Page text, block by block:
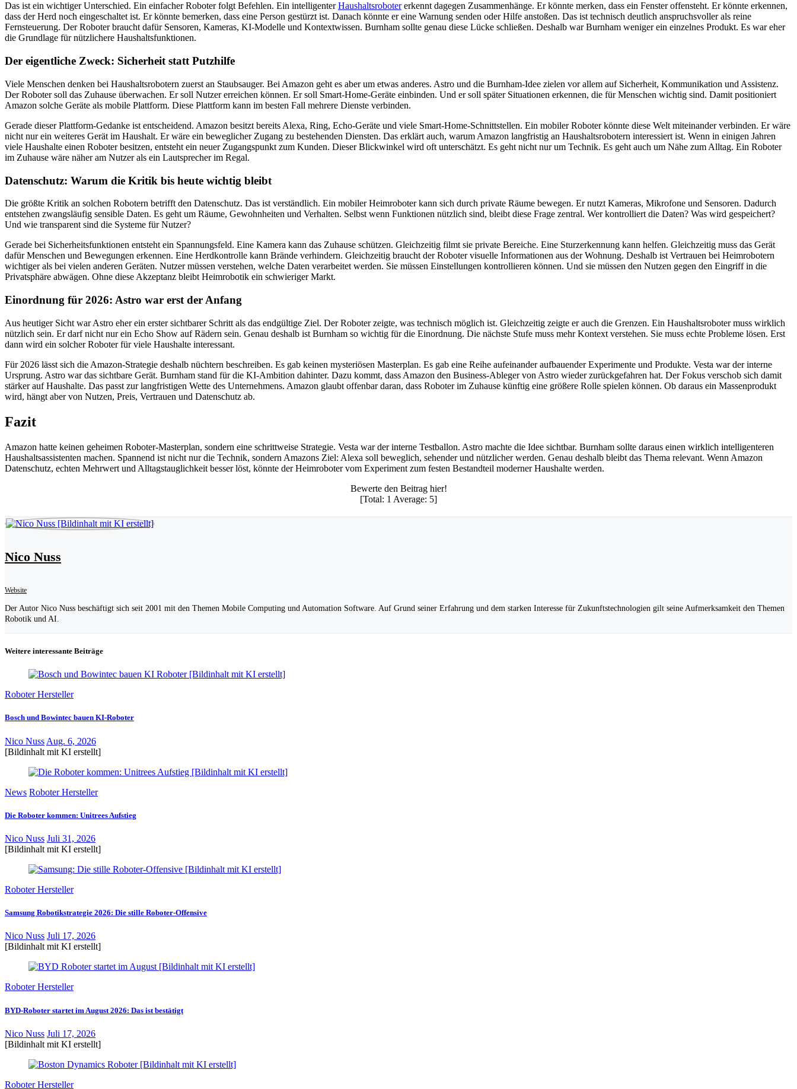
Das ist ein wichtiger Unterschied. Ein einfacher Roboter folgt Befehlen. Ein intelligenterHaushaltsrobotererkennt dagegen Zusammenhänge. Er könnte merken, dass ein Fenster offensteht. Er könnte erkennen,
dass der Herd noch eingeschaltet ist. Er könnte bemerken, dass eine Person gestürzt ist. Danach könnte er eine Warnung senden oder Hilfe anstoßen. Das ist technisch deutlich anspruchsvoller als reine
Fernsteuerung. Der Roboter braucht dafür Sensoren, Kameras, KI-Modelle und Kontextwissen. Burnham sollte genau diese Lücke schließen. Deshalb war Burnham weniger ein einzelnes Produkt. Es war eher
die Grundlage für nützlichere Haushaltsfunktionen.
Der eigentliche Zweck: Sicherheit statt Putzhilfe
Viele Menschen denken bei Haushaltsrobotern zuerst an Staubsauger. Bei Amazon geht es aber um etwas anderes. Astro und die Burnham-Idee zielen vor allem auf Sicherheit, Kommunikation und Assistenz.
Der Roboter soll das Zuhause überwachen. Er soll Nutzer erreichen können. Er soll Smart-Home-Geräte einbinden. Und er soll später Situationen erkennen, die für Menschen wichtig sind. Damit positioniert
Amazon solche Geräte als mobile Plattform. Diese Plattform kann im besten Fall mehrere Dienste verbinden.
Gerade dieser Plattform-Gedanke ist entscheidend. Amazon besitzt bereits Alexa, Ring, Echo-Geräte und viele Smart-Home-Schnittstellen. Ein mobiler Roboter könnte diese Welt miteinander verbinden. Er wäre
nicht nur ein weiteres Gerät im Haushalt. Er wäre ein beweglicher Zugang zu bestehenden Diensten. Das erklärt auch, warum Amazon langfristig an Haushaltsrobotern interessiert ist. Wenn in einigen Jahren
viele Haushalte einen Roboter besitzen, entsteht ein neuer Zugangspunkt zum Kunden. Dieser Blickwinkel wird oft unterschätzt. Es geht nicht nur um Technik. Es geht auch um Nähe zum Alltag. Ein Roboter
im Zuhause wäre näher am Nutzer als ein Lautsprecher im Regal.
Datenschutz: Warum die Kritik bis heute wichtig bleibt
Die größte Kritik an solchen Robotern betrifft den Datenschutz. Das ist verständlich. Ein mobiler Heimroboter kann sich durch private Räume bewegen. Er nutzt Kameras, Mikrofone und Sensoren. Dadurch
entstehen zwangsläufig sensible Daten. Es geht um Räume, Gewohnheiten und Verhalten. Selbst wenn Funktionen nützlich sind, bleibt diese Frage zentral. Wer kontrolliert die Daten? Was wird gespeichert?
Und wie transparent sind die Systeme für Nutzer?
Gerade bei Sicherheitsfunktionen entsteht ein Spannungsfeld. Eine Kamera kann das Zuhause schützen. Gleichzeitig filmt sie private Bereiche. Eine Sturzerkennung kann helfen. Gleichzeitig muss das Gerät
dafür Menschen und Bewegungen erkennen. Eine Herdkontrolle kann Brände verhindern. Gleichzeitig braucht der Roboter visuelle Informationen aus der Wohnung. Deshalb ist Vertrauen bei Heimrobotern
wichtiger als bei vielen anderen Geräten. Nutzer müssen verstehen, welche Daten verarbeitet werden. Sie müssen Einstellungen kontrollieren können. Und sie müssen den Nutzen gegen den Eingriff in die
Privatsphäre abwägen. Ohne diese Akzeptanz bleibt Heimrobotik ein schwieriger Markt.
Einordnung für 2026: Astro war erst der Anfang
Aus heutiger Sicht war Astro eher ein erster sichtbarer Schritt als das endgültige Ziel. Der Roboter zeigte, was technisch möglich ist. Gleichzeitig zeigte er auch die Grenzen. Ein Haushaltsroboter muss wirklich
nützlich sein. Er darf nicht nur ein Echo Show auf Rädern sein. Genau deshalb ist Burnham so wichtig für die Einordnung. Die nächste Stufe muss mehr Kontext verstehen. Sie muss echte Probleme lösen. Erst
dann wird ein solcher Roboter für viele Haushalte interessant.
Für 2026 lässt sich die Amazon-Strategie deshalb nüchtern beschreiben. Es gab keinen mysteriösen Masterplan. Es gab eine Reihe aufeinander aufbauender Experimente und Produkte. Vesta war der interne
Ursprung. Astro war das sichtbare Gerät. Burnham stand für die KI-Ambition dahinter. Dazu kommt, dass Amazon den Business-Ableger von Astro wieder zurückgefahren hat. Der Fokus verschob sich damit
stärker auf Haushalte. Das passt zur langfristigen Wette des Unternehmens. Amazon glaubt offenbar daran, dass Roboter im Zuhause künftig eine größere Rolle spielen können. Ob daraus ein Massenprodukt
wird, hängt aber von Nutzen, Preis, Vertrauen und Datenschutz ab.
Fazit
Amazon hatte keinen geheimen Roboter-Masterplan, sondern eine schrittweise Strategie. Vesta war der interne Testballon. Astro machte die Idee sichtbar. Burnham sollte daraus einen wirklich intelligenteren
Haushaltsassistenten machen. Spannend ist nicht nur die Technik, sondern Amazons Ziel: Alexa soll beweglich, sehender und nützlicher werden. Genau deshalb bleibt das Thema relevant. Wenn Amazon
Datenschutz, echten Mehrwert und Alltagstauglichkeit besser löst, könnte der Heimroboter vom Experiment zum festen Bestandteil moderner Haushalte werden.
Bewerte den Beitrag hier!
[Total: 1 Average: 5]
Nico Nuss
Website
Der Autor Nico Nuss beschäftigt sich seit 2001 mit den Themen Mobile Computing und Automation Software. Auf Grund seiner Erfahrung und dem starken Interesse für Zukunftstechnologien gilt seine Aufmerksamkeit den Themen
Robotik und AI.
Weitere interessante Beiträge
Roboter Hersteller
Bosch und Bowintec bauen KI-Roboter
Nico Nuss Aug. 6, 2026
[Bildinhalt mit KI erstellt]
News Roboter Hersteller
Die Roboter kommen: Unitrees Aufstieg
Nico Nuss Juli 31, 2026
[Bildinhalt mit KI erstellt]
Roboter Hersteller
Samsung Robotikstrategie 2026: Die stille Roboter-Offensive
Nico Nuss Juli 17, 2026
[Bildinhalt mit KI erstellt]
Roboter Hersteller
BYD-Roboter startet im August 2026: Das ist bestätigt
Nico Nuss Juli 17, 2026
[Bildinhalt mit KI erstellt]
Roboter Hersteller